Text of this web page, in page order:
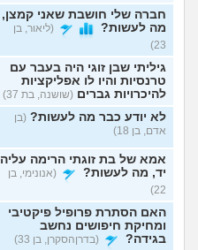
חברה שלי חושבת שאני קמצן,
מה לעשות?
(ליאור, בן
23)
גיליתי שבן זוגי היה בעבר עם
טרנסיות והיו לו אפליקציות
להיכרויות גברים (שושנה, בת 37)
לא יודע כבר מה לעשות? (בן
אדם, בן 18)
אמא של בת זוגתי הרימה עליה
יד, מה לעשות?
(אנונימי, בן
22)
האם הסתרת פרופיל פיקטיבי
ומחיקת חיפושים נחשב
בגידה?
(בדרןהסקרן, בן 33)